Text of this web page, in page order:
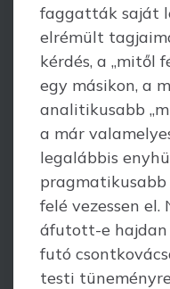
faggatták saját
elrémült
kérdés, a „mitől
egy másikon, a
analitikusabb
a már
legalábbis
pragmatikusabb
felé vezessen
áfutott-e
futó
testi